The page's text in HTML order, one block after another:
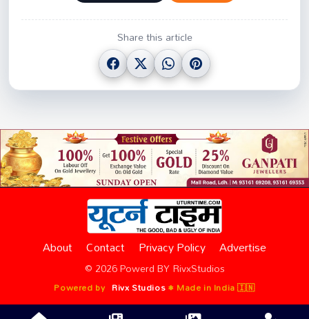
Share this article
About Contact Privacy Policy Advertise
© 2026 Powerd BY RivxStudios
Powered by Rivx Studios• Made in India 🇮🇳